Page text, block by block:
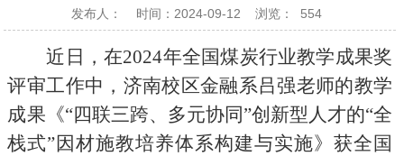
发布人： 时间：2024-09-12 浏览： 554
近日，在2024年全国煤炭行业教学成果奖
评审工作中，济南校区金融系吕强老师的教学
成果《“四联三跨、多元协同”创新型人才的“全
栈式”因材施教培养体系构建与实施》获全国